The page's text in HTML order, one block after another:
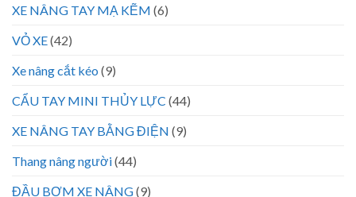
XE NÂNG TAY MẠ KẼM (6)
VỎ XE(42)
Xe nâng cắt kéo (9)
CẨU TAY MINI THỦY LỰC (44)
XE NÂNG TAY BẰNG ĐIỆN (9)
Thang nâng người(44)
ĐẦU BƠM XE NÂNG(9)